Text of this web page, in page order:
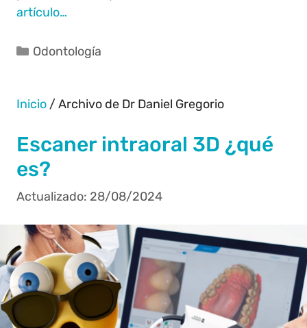
artículo…
Odontología
Inicio /Archivo de Dr Daniel Gregorio
Escaner intraoral 3D ¿qué
es?
28/08/2024